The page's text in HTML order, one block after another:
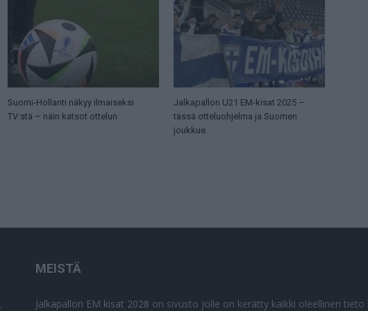
Suomi-Hollanti näkyy ilmaiseksi
TV:stä – näin katsot ottelun
Jalkapallon U21 EM-kisat 2025 –
tässä otteluohjelma ja Suomen
joukkue
MEISTÄ
Jalkapallon EM kisat 2028 on sivusto jolle on kerätty kaikki oleellinen tieto